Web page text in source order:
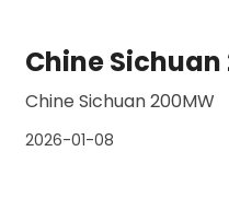
Chine Sichuan
Chine Sichuan 200MW
2026-01-08